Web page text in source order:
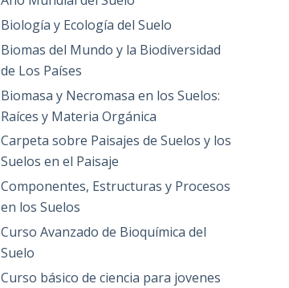
Biología y Ecología del Suelo
Biomas del Mundo y la Biodiversidad
de Los Países
Biomasa y Necromasa en los Suelos:
Raíces y Materia Orgánica
Carpeta sobre Paisajes de Suelos y los
Suelos en el Paisaje
Componentes, Estructuras y Procesos
en los Suelos
Curso Avanzado de Bioquímica del
Suelo
Curso básico de ciencia para jovenes